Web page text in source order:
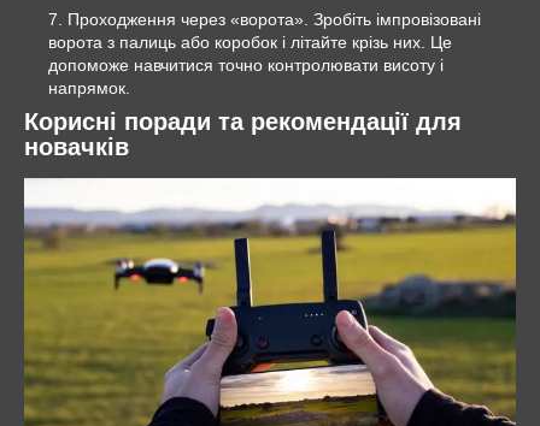
Проходження через «ворота». Зробіть імпровізовані
ворота з палиць або коробок і літайте крізь них. Це
допоможе навчитися точно контролювати висоту і
напрямок.
Корисні поради та рекомендації для
новачків